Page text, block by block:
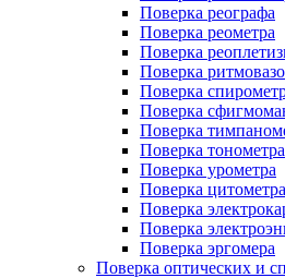
Поверка реографа
Поверка реометра
Поверка
Поверка
Поверка
Поверка
Поверка
Поверка тонометра
Поверка урометра
Поверка цитометра
Поверка
Поверка
Поверка эргомера
Поверка оптических и